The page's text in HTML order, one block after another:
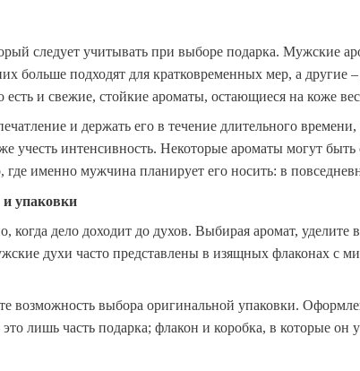
следует учитывать при выборе подарка. Мужские
больше подходят для кратковременных мер, а
и свежие, стойкие ароматы, остающиеся на коже
и держать его в течение длительного
учесть интенсивность. Некоторые ароматы могут
где именно мужчина планирует его носить: в
и упаковки
когда дело доходит до духов. Выбирая аромат,
духи часто представлены в изящных флаконах с
возможность выбора оригинальной упаковки.
лишь часть подарка; флакон и коробка, в которые он